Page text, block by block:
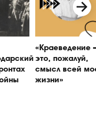
«Краеведение
это, пожалуй,
смысл всей
жизни»